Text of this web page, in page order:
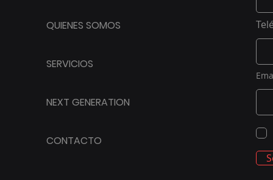
QUIENES SOMOS
SERVICIOS
NEXT GENERATION
CONTACTO